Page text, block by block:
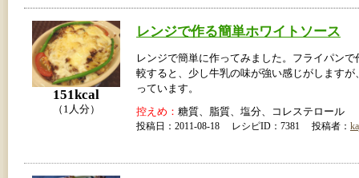
151kcal
（1人分）
レンジで作る簡単ホワイトソース
レンジで簡単に作ってみました。フライパンで
較すると、少し牛乳の味が強い感じがしますが
っています。
控えめ： 糖質、脂質、塩分、コレステロール
投稿日：2011-08-18 レシピID：7381 投稿者：